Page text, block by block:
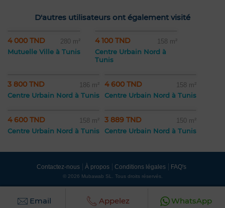
D'autres utilisateurs ont également visité
4 000 TND 280 m²
Mutuelle Ville à Tunis
4 100 TND 158 m²
Centre Urbain Nord à
Tunis
3 800 TND 186 m²
Centre Urbain Nord à Tunis
4 600 TND 158 m²
Centre Urbain Nord à Tunis
4 600 TND 158 m²
Centre Urbain Nord à Tunis
3 889 TND 150 m²
Centre Urbain Nord à Tunis
Email Appelez WhatsApp
Contactez-nous À propos Conditions légales FAQ's
© 2026 Mubawab SL. Tous droits réservés.